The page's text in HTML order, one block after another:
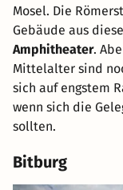
Mosel. Die
Gebäude aus
Amphitheater.
Mittelalter sind
sich auf engstem
wenn sich die
sollten.
Bitburg